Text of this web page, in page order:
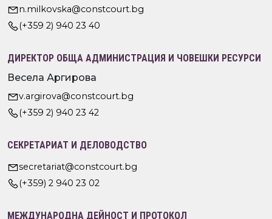
n.milkovska@constcourt.bg
(+359 2) 940 23 40
ДИРЕКТОР ОБЩА АДМИНИСТРАЦИЯ И ЧОВЕШКИ РЕСУРСИ
Весела Аргирова
v.argirova@constcourt.bg
(+359 2) 940 23 42
СЕКРЕТАРИАТ И ДЕЛОВОДСТВО
secretariat@constcourt.bg
(+359) 2 940 23 02
МЕЖДУНАРОДНА ДЕЙНОСТ И ПРОТОКОЛ